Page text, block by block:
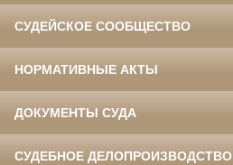
СУДЕЙСКОЕ СООБЩЕСТВО
НОРМАТИВНЫЕ АКТЫ
ДОКУМЕНТЫ СУДА
СУДЕБНОЕ ДЕЛОПРОИЗВОДСТВО